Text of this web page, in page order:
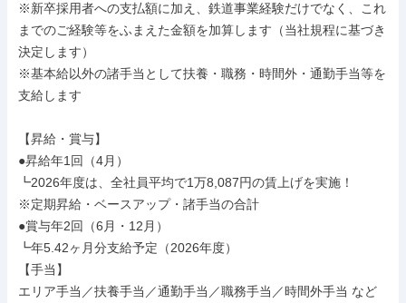
※新卒採用者への支払額に加え、鉄道事業経験だけでなく、これ
までのご経験等をふまえた金額を加算します（当社規程に基づき
決定します）
※基本給以外の諸手当として扶養・職務・時間外・通勤手当等を
支給します
【昇給・賞与】
●昇給年1回（4月）
┗2026年度は、全社員平均で1万8,087円の賃上げを実施！
※定期昇給・ベースアップ・諸手当の合計
●賞与年2回（6月・12月）
┗年5.42ヶ月分支給予定（2026年度）
【手当】
エリア手当／扶養手当／通勤手当／職務手当／時間外手当 など